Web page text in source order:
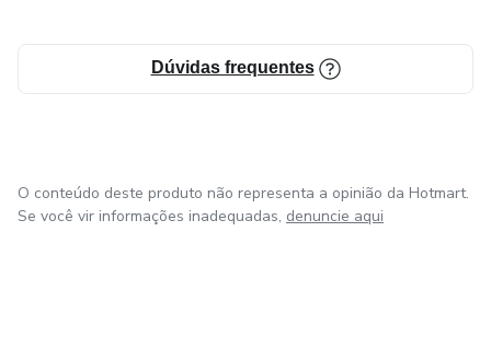
Dúvidas frequentes
O conteúdo deste produto não representa a opinião da Hotmart.
Se você vir informações inadequadas, denuncie aqui